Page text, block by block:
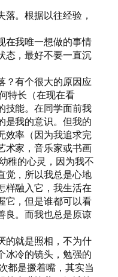
。根据以往经验，
在我唯一想做的事情
态，最好不要一直沉
？有个很大的原因应
特长（在现在看
技能。在同学面前我
是我的意识。但我的
效率（因为我追求完
术家，音乐家或书画
稚的心灵，因为我不
觉，所以我总是心地
样融入它，我生活在
它，但是谁都可以看
良。而我也总是原谅
的就是照相，不为什
冰冷的镜头，勉强的
都是撅着嘴，其实当